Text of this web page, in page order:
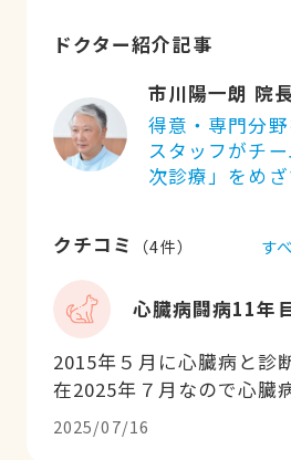
ドクター紹介記事
市川陽一朗 院
得意・専門分
スタッフがチ
次診療」をめ
クチコミ （4件）
心臓病闘病11年
2015年５月に心臓病と診
在2025年７月なので心臓
入しています。そして本
りました。いつも丁寧に
2025/07/16
す